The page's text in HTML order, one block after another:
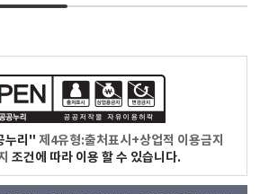
누리" 제4유형:출처표시+상업적 이용금지
조건에 따라 이용 할 수 있습니다.